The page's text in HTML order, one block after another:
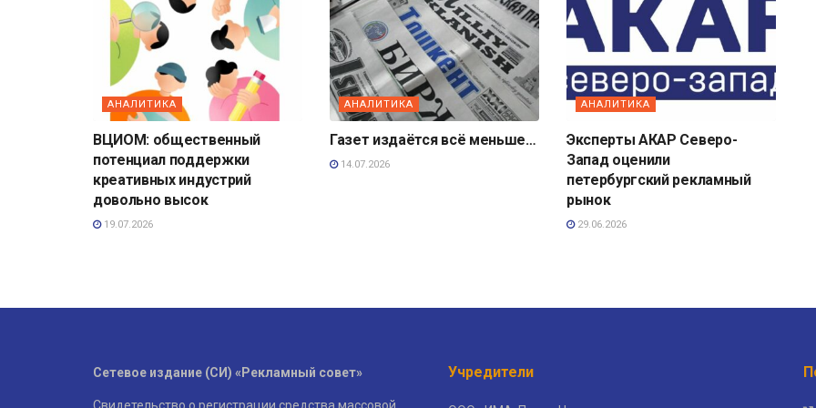
АНАЛИТИКА
ВЦИОМ: общественный
потенциал поддержки
креативных индустрий
довольно высок
19.07.2026
АНАЛИТИКА
Газет издаётся всё меньше…
14.07.2026
АНАЛИТИКА
Эксперты АКАР Северо-
Запад оценили
петербургский рекламный
рынок
29.06.2026
Сетевое издание (СИ) «Рекламный совет»
Свидетельство о регистрации средства массовой
Учредители